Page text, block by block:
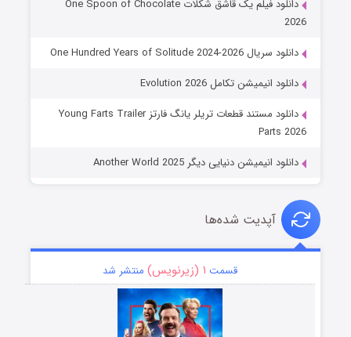
دانلود فیلم یک قاشق شکلات One Spoon of Chocolate
2026
دانلود سریال One Hundred Years of Solitude 2024-2026
دانلود انیمیشن تکامل Evolution 2026
دانلود مستند قطعات تریلر یانگ فارتز Young Farts Trailer
Parts 2026
دانلود انیمیشن دنیایی دیگر Another World 2025
آپدیت شده‌ها
قسمت ۱ (زیرنویس) منتشر شد